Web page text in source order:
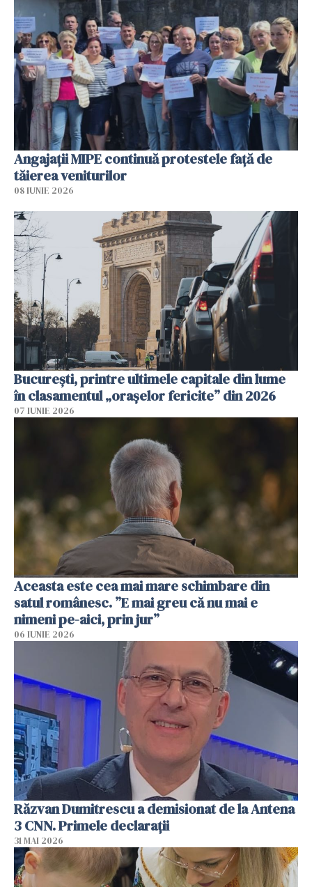
Angajaţii MIPE continuă protestele faţă de
tăierea veniturilor
08 IUNIE 2026
București, printre ultimele capitale din lume
în clasamentul „orașelor fericite” din 2026
07 IUNIE 2026
Aceasta este cea mai mare schimbare din
satul românesc. ”E mai greu că nu mai e
nimeni pe-aici, prin jur”
06 IUNIE 2026
Răzvan Dumitrescu a demisionat de la Antena
3 CNN. Primele declarații
31 MAI 2026